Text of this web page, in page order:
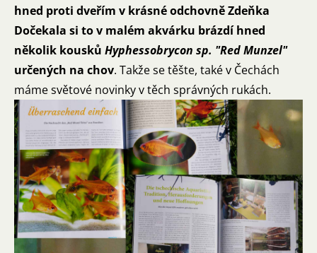
hned proti dveřím v krásné odchovně Zdeňka
Dočekala si to v malém akvárku brázdí hned
několik kousků Hyphessobrycon sp. "Red Munzel"
určených na chov. Takže se těšte, také v Čechách
máme světové novinky v těch správných rukách.